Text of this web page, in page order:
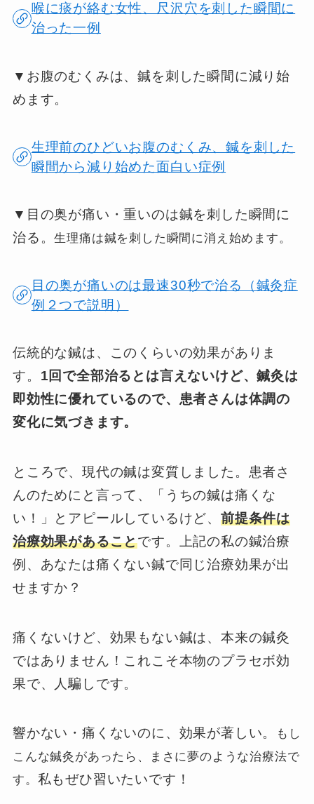
喉に痰が絡む女性、尺沢穴を刺した瞬間に
治った一例
▼お腹のむくみは、鍼を刺した瞬間に減り始
めます。
生理前のひどいお腹のむくみ、鍼を刺した
瞬間から減り始めた面白い症例
▼目の奥が痛い・重いのは鍼を刺した瞬間に
治る。生理痛は鍼を刺した瞬間に消え始めます。
目の奥が痛いのは最速30秒で治る（鍼灸症
例２つで説明）
伝統的な鍼は、このくらいの効果がありま
す。 1回で全部治るとは言えないけど、鍼灸は
即効性に優れているので、患者さんは体調の
変化に気づきます。
ところで、現代の鍼は変質しました。患者さ
んのためにと言って、「うちの鍼は痛くな
い！」とアピールしているけど、前提条件は
治療効果があることです。上記の私の鍼治療
例、あなたは痛くない鍼で同じ治療効果が出
せますか？
痛くないけど、効果もない鍼は、本来の鍼灸
ではありません！これこそ本物のプラセボ効
果で、人騙しです。
響かない・痛くないのに、効果が著しい。
もし
こんな鍼灸があったら、まさに夢のような治療法で
す。 私もぜひ習いたいです！